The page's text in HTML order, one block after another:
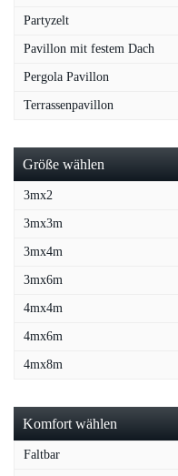
Partyzelt
Pavillon mit festem Dach
Pergola Pavillon
Terrassenpavillon
Größe wählen
3mx2
3mx3m
3mx4m
3mx6m
4mx4m
4mx6m
4mx8m
Komfort wählen
Faltbar